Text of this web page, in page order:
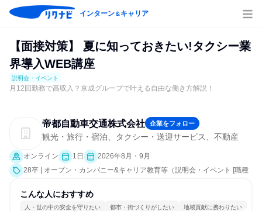
インターン＆キャリア
【面接対策】 夏に知っておきたい!タクシー業
界導入WEB講座
説明会・イベント
月12回勤務で高収入？京成グループで叶える自由な働き方解説！
帝都自動車交通株式会社 企業をフォロー
観光・旅行・宿泊、タクシー・送迎サービス、不動産
オンライン 1日
2026年8月・9月
28卒 | オープン・カンパニー&キャリア教育等（説明会・イベント [職種
こんな人におすすめ
人・世の中の安全を守りたい 都市・街づくりがしたい 地域貢献に携わりたい